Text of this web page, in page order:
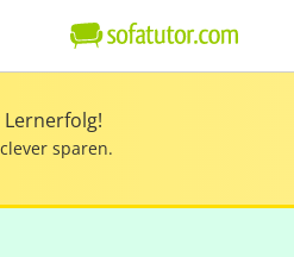
sparen.